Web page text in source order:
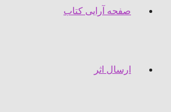
صفحه آرایی کتاب
ارسال اثر